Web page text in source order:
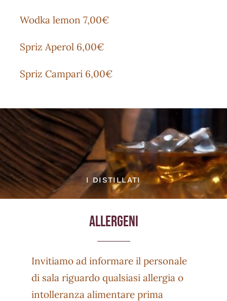
Wodka lemon 7,00€
Spriz Aperol 6,00€
Spriz Campari 6,00€
I DISTILLATI
ALLERGENI
Invitiamo ad informare il personale
di sala riguardo qualsiasi allergia o
intolleranza alimentare prima